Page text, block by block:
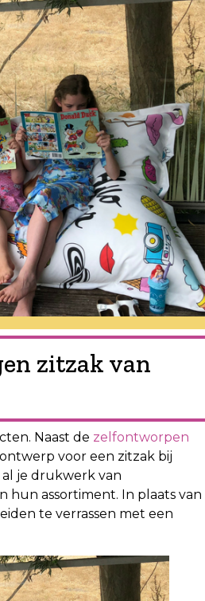
zitzak van
Naast de zelfontworpen
voor een zitzak bij
je drukwerk van
hun assortiment. In plaats van
te verrassen met een